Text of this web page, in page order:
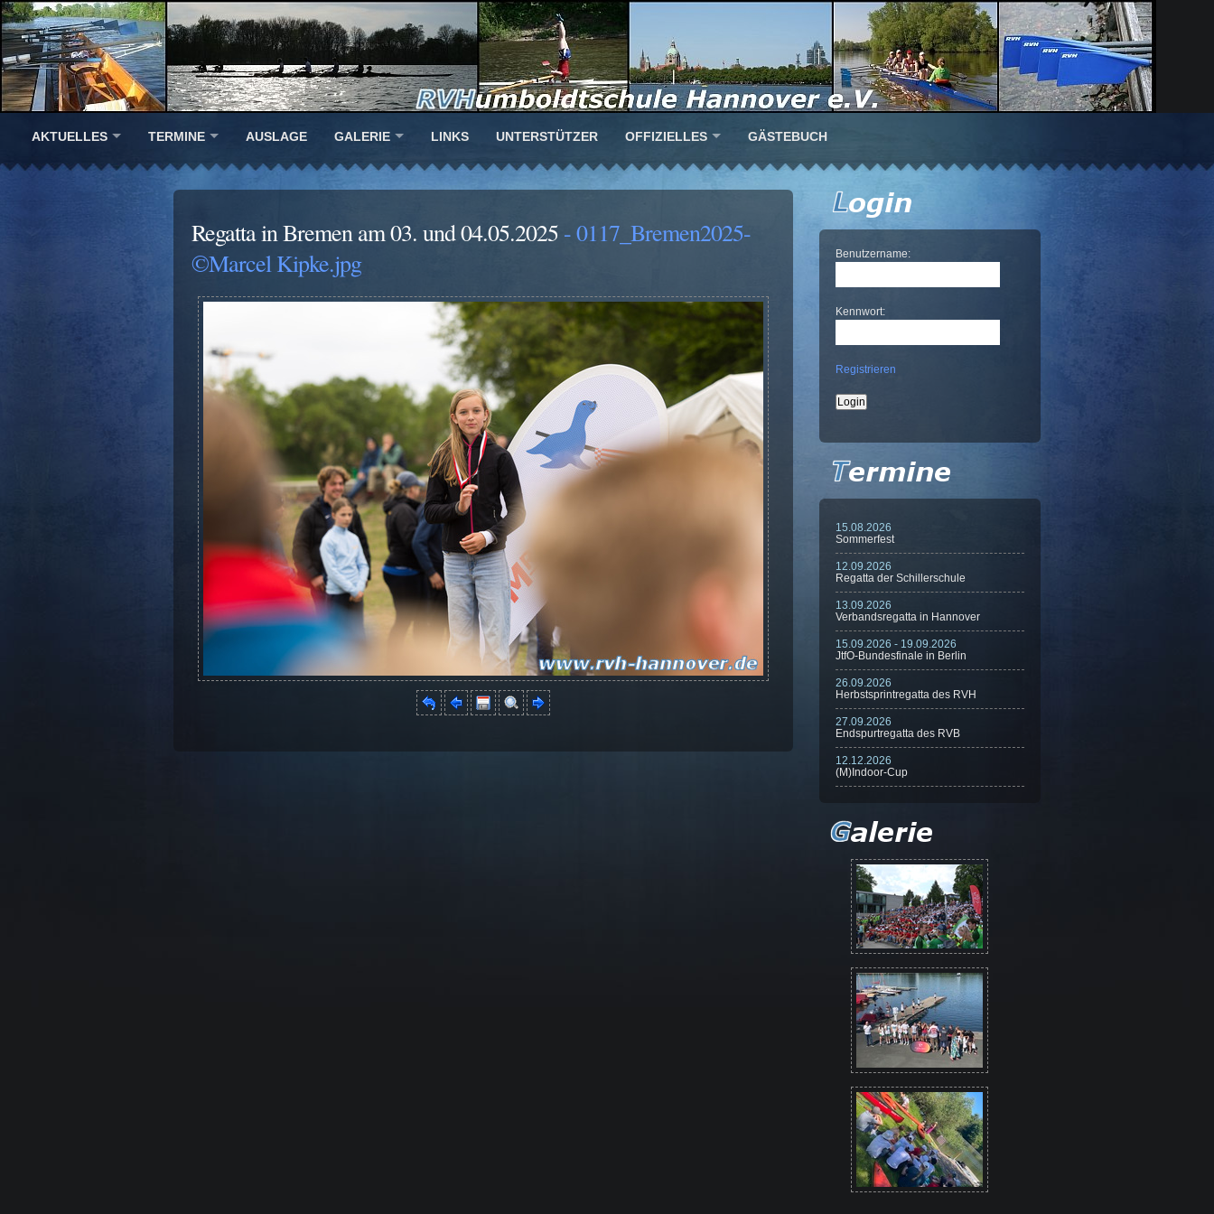
AKTUELLES TERMINE AUSLAGE GALERIE LINKS UNTERSTÜTZER OFFIZIELLES GÄSTEBUCH
Regatta in Bremen am 03. und 04.05.2025 - 0117_Bremen2025-
©Marcel Kipke.jpg
Benutzername:
Kennwort:
Registrieren
15.08.2026
Sommerfest
12.09.2026
Regatta der Schillerschule
13.09.2026
Verbandsregatta in Hannover
15.09.2026 - 19.09.2026
JtfO-Bundesfinale in Berlin
26.09.2026
Herbstsprintregatta des RVH
27.09.2026
Endspurtregatta des RVB
12.12.2026
(M)Indoor-Cup